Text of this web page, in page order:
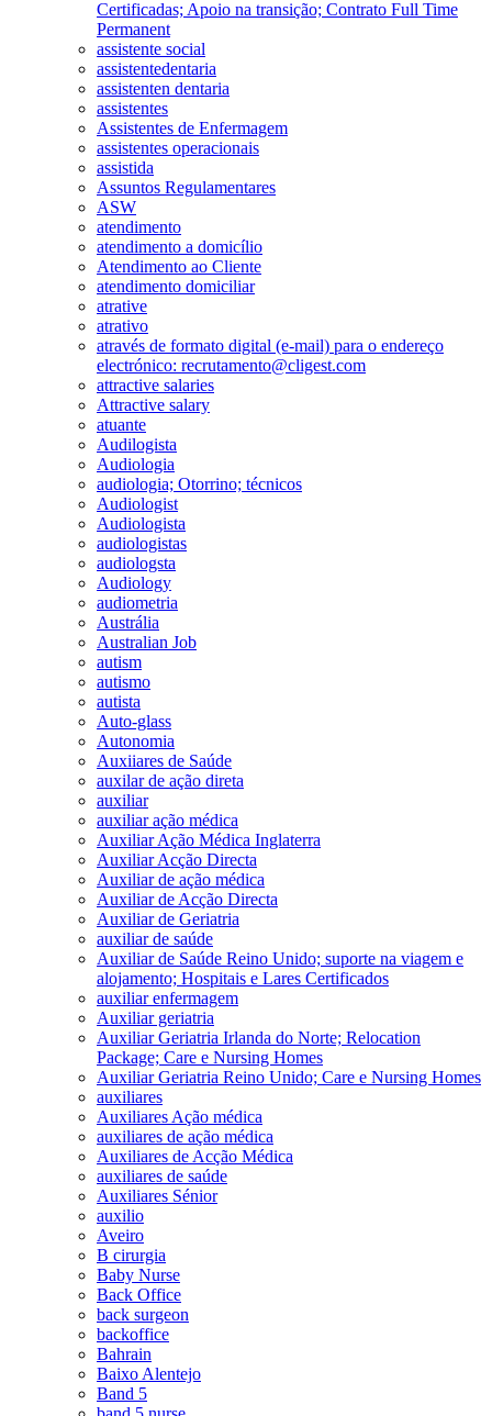
Certificadas; Apoio na transição; Contrato Full Time
Permanent
assistente social
assistentedentaria
assistenten dentaria
assistentes
Assistentes de Enfermagem
assistentes operacionais
assistida
Assuntos Regulamentares
ASW
atendimento
atendimento a domicílio
Atendimento ao Cliente
atendimento domiciliar
atrative
atrativo
através de formato digital (e-mail) para o endereço
electrónico: recrutamento@cligest.com
attractive salaries
Attractive salary
atuante
Audilogista
Audiologia
audiologia; Otorrino; técnicos
Audiologist
Audiologista
audiologistas
audiologsta
Audiology
audiometria
Austrália
Australian Job
autism
autismo
autista
Auto-glass
Autonomia
Auxiiares de Saúde
auxilar de ação direta
auxiliar
auxiliar ação médica
Auxiliar Ação Médica Inglaterra
Auxiliar Acção Directa
Auxiliar de ação médica
Auxiliar de Acção Directa
Auxiliar de Geriatria
auxiliar de saúde
Auxiliar de Saúde Reino Unido; suporte na viagem e
alojamento; Hospitais e Lares Certificados
auxiliar enfermagem
Auxiliar geriatria
Auxiliar Geriatria Irlanda do Norte; Relocation
Package; Care e Nursing Homes
Auxiliar Geriatria Reino Unido; Care e Nursing Homes
auxiliares
Auxiliares Ação médica
auxiliares de ação médica
Auxiliares de Acção Médica
auxiliares de saúde
Auxiliares Sénior
auxilio
Aveiro
B cirurgia
Baby Nurse
Back Office
back surgeon
backoffice
Bahrain
Baixo Alentejo
Band 5